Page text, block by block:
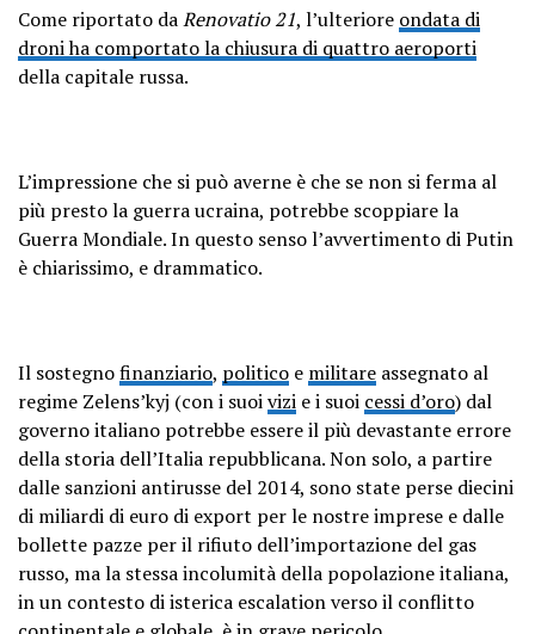
Come riportato daRenovatio 21, l’ulteriore ondata di
droni ha comportato la chiusura di quattro aeroporti
della capitale russa.
L’impressione che si può averne è che se non si ferma al
più presto la guerra ucraina, potrebbe scoppiare la
Guerra Mondiale. In questo senso l’avvertimento di Putin
è chiarissimo, e drammatico.
Il sostegnofinanziario, politico e militare assegnato al
regime Zelens’kyj (con i suoivizi e i suoi cessi d’oro) dal
governo italiano potrebbe essere il più devastante errore
della storia dell’Italia repubblicana. Non solo, a partire
dalle sanzioni antirusse del 2014, sono state perse diecini
di miliardi di euro di export per le nostre imprese e dalle
bollette pazze per il rifiuto dell’importazione del gas
russo, ma la stessa incolumità della popolazione italiana,
in un contesto di isterica escalation verso il conflitto